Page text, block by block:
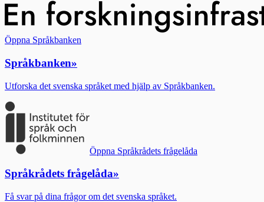
Öppna Språkbanken
Språkbanken»
Utforska det svenska språket med hjälp av Språkbanken.
Öppna Språkrådets frågelåda
Språkrådets frågelåda»
Få svar på dina frågor om det svenska språket.